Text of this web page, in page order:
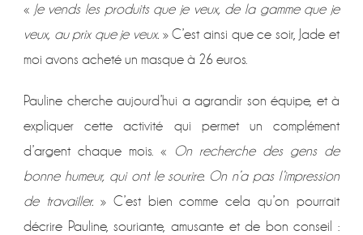
« Je vends les produits que je veux, de la gamme que je
veux, au prix que je veux. » C’est ainsi que ce soir, Jade et
moi avons acheté un masque à 26 euros.
Pauline cherche aujourd’hui a agrandir son équipe, et à
expliquer cette activité qui permet un complément
d’argent chaque mois. «
On recherche des gens de
bonne humeur, qui ont le sourire. On n’a pas l’impression
de travailler.» C’est bien comme cela qu’on pourrait
décrire Pauline, souriante, amusante et de bon conseil :